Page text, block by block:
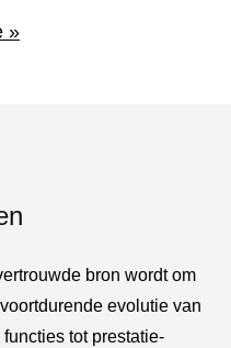
»
bron wordt om
evolutie van
tot prestatie-